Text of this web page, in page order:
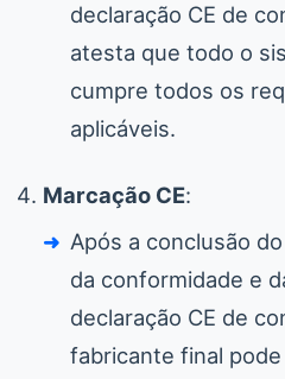
declaração CE de
atesta que todo o
cumpre todos os
aplicáveis.
Marcação CE:
Após a conclusão
da conformidade e
declaração CE de
fabricante final pode